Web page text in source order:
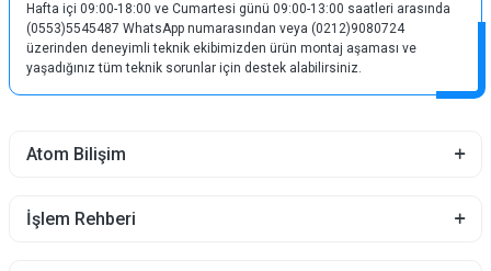
Hafta içi 09:00-18:00 ve Cumartesi günü 09:00-13:00 saatleri arasında
(0553)5545487 WhatsApp numarasından veya (0212)9080724
üzerinden deneyimli teknik ekibimizden ürün montaj aşaması ve
yaşadığınız tüm teknik sorunlar için destek alabilirsiniz.
Atom Bilişim
İşlem Rehberi